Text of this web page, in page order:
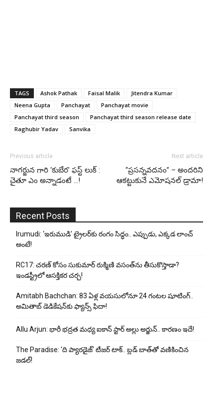
TAGS Ashok Pathak Faisal Malik
Jitendra Kumar
Neena Gupta
Panchayat
Panchayat movie
Panchayat third season
Panchayat third season release date
Raghubir Yadav
Sanvika
Previous article
నాగర్జున గారి ‘కుబేర’ ఫస్ట్ లుక్ :
చైతూ ఎం అన్నాడంటే …!
Next article
“ప్రసన్నవదనం” – అందరిని
ఆకట్టుకునే ఎమోషనల్ డ్రామా!
Recent Posts
Irumudi: ‘ఇరుముడి’ ట్రైలర్‌కు రంగం సిద్ధం.. ఎప్పుడు, ఎక్కడ లాంచ్
అంటే!
RC17: చరణ్ కోసం సుకుమార్ రుక్మిణి వసంత్‌ను తీసుకొస్తాడా?
ఇండస్ట్రీలో ఆసక్తికర చర్చ!
Amitabh Bachchan: 83 ఏళ్ల వయసులోనూ 24 గంటల షూటింగ్..
అమితాబ్ డెడికేషన్‌కు ఫ్యాన్స్ ఫిదా!
Allu Arjun: భారీ భద్రత మధ్య ఐకాన్ స్టార్ అల్లు అర్జున్.. కారణం ఇదే!
The Paradise: ‘ది ప్యారడైజ్’ టీజర్ టాక్.. బ్లడ్ బాత్‌తో వణికించిన
జడల్!